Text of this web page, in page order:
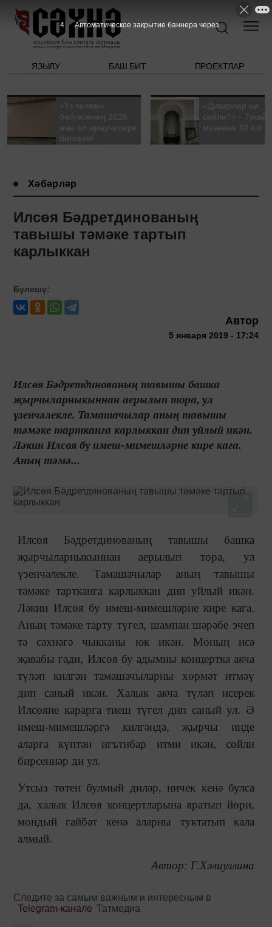
ЯЗЫЛУ БАШ БИТ ПРОЕКТЛАР
«Үз телем»
бәйгесенең 2026
нчы ел җиңүчеләре
билгеле!
«Диварлар ни
сөйли?» - Тукай
музеена 40 ел!
Хәбәрләр
Илсөя Бәдретдинованың
тавышы тәмәке тартып
карлыккан
Бүлешү:
Автор
5 января 2019 - 17:24
Илсөя Бәдретдинованың тавышы башка
җырчыларныкыннан аерылып тора, ул
үзенчәлекле. Тамашачылар аның тавышы
тәмәке тартканга карлыккан дип уйлый икән.
Ләкин Илсөя бу имеш-мимешләрне кире кага.
Аның тәмә...
Илсөя Бәдретдинованың тавышы башка
җырчыларныкыннан аерылып тора, ул
үзенчәлекле. Тамашачылар аның тавышы
тәмәке тартканга карлыккан дип уйлый икән.
Ләкин Илсөя бу имеш-мимешләрне кире кага.
Аның тәмәке тарту түгел, шампан шәрәбе эчеп
тә сәхнәгә чыкканы юк икән. Моның исә
җавабы гади, Илсөя бу адымны концертка акча
түләп килгән тамашачыларны хөрмәт итмәү
дип саный икән. Халык акча түләп исерек
Илсөяне карарга тиеш түгел дип саный ул. Ә
имеш-мимешләргә килгәндә, җырчы инде
аларга күптән игътибар итми икән, сөйли
бирсеннәр ди ул.
Утсыз төтен булмый диләр, ничек кенә булса
да, халык Илсөя концертларына яратып йөри,
мондый гайбәт кенә аларны туктатып кала
алмый.
Автор: Г.Хәлиуллина
Следите за самым важным и интересным в
Telegram-канале Татмедиа
3 Автоматическое закрытие баннера через